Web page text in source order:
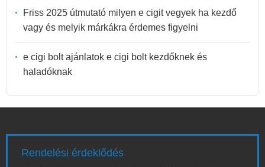
Friss 2025 útmutató milyen e cigit vegyek ha kezdő
vagy és melyik márkákra érdemes figyelni
e cigi bolt ajánlatok e cigi bolt kezdőknek és
haladóknak
Rendelési érdeklődés